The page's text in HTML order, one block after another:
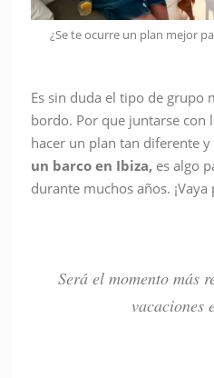
¿Se te ocurre un plan mejor
Es sin duda el tipo de grupo
bordo. Por que juntarse con
hacer un plan tan diferente
un barco en Ibiza, es algo
durante muchos años. ¡Vaya
Será el momento más
vacaciones